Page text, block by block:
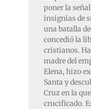
poner la
insignias de
una batalla
concedió la
cristianos.
madre del
Elena, hizo
Santa y
Cruz en la
crucificado.